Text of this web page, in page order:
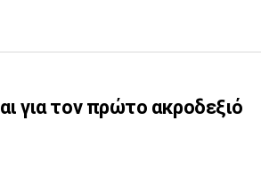
για τον πρώτο ακροδεξιό